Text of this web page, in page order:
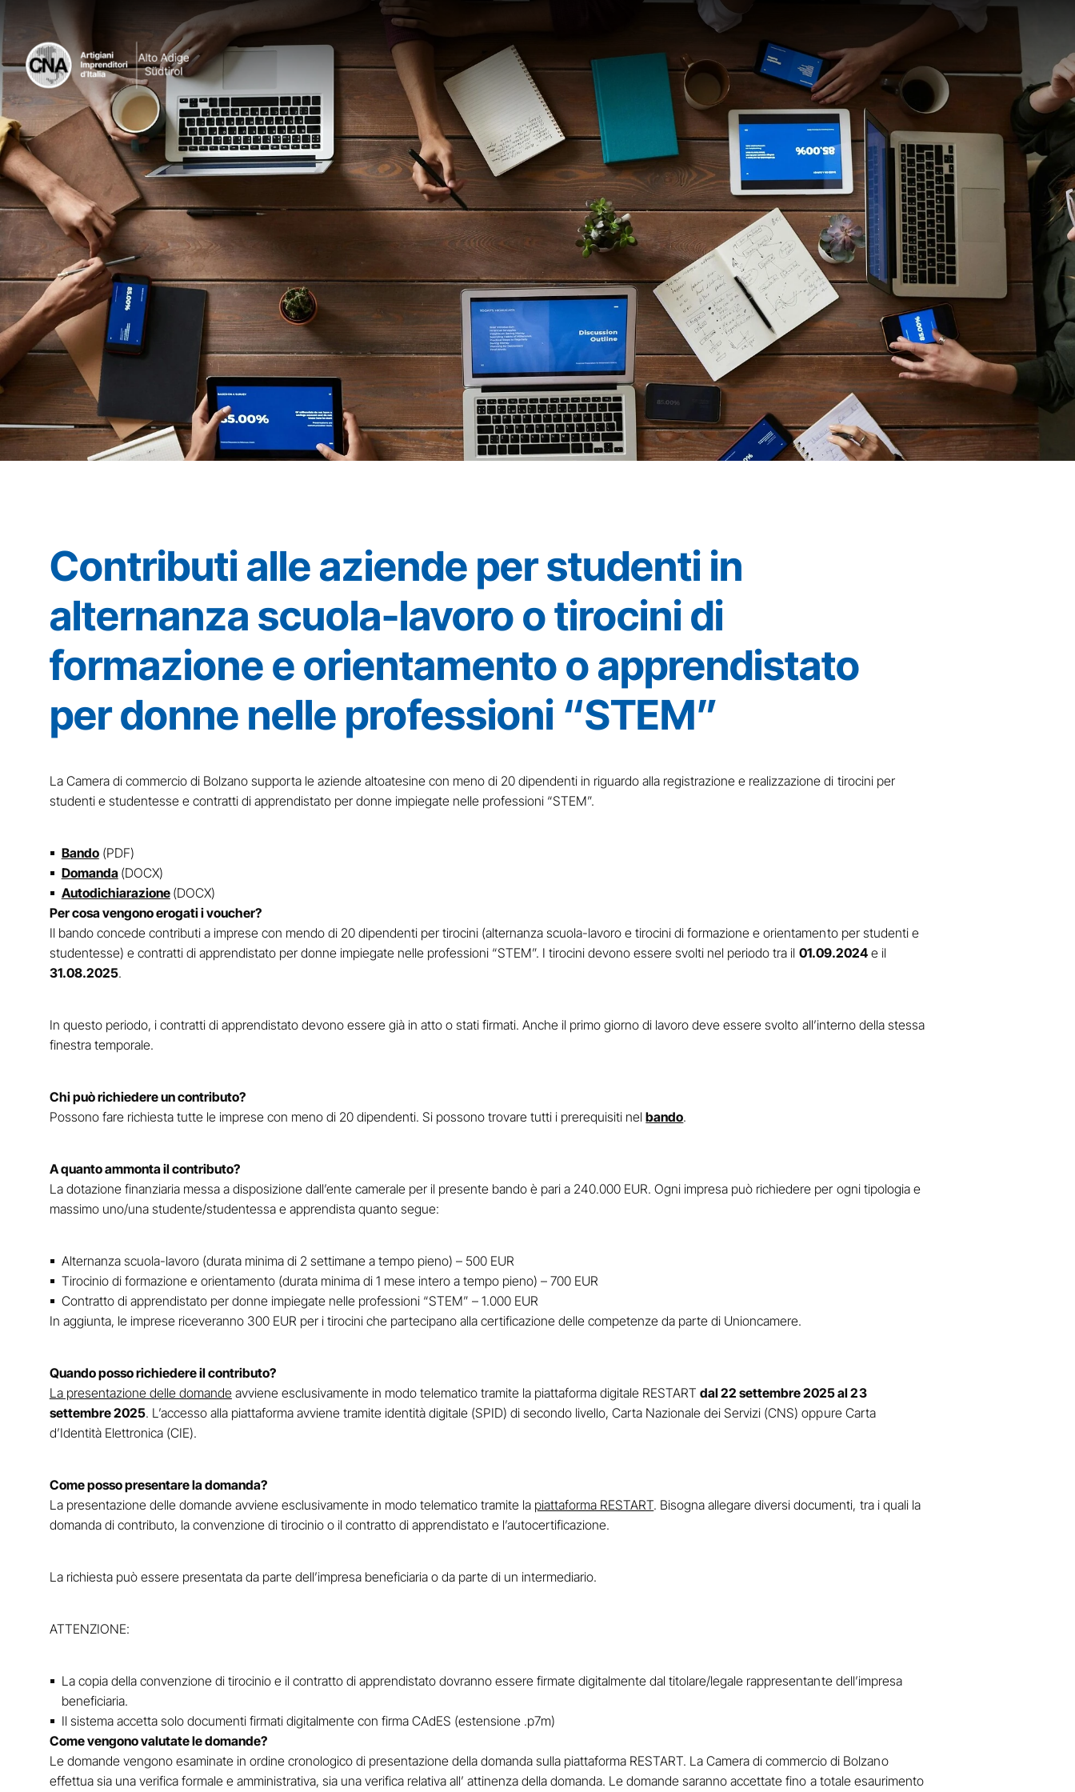
Contributi alle aziende per studenti in
alternanza scuola-lavoro o tirocini di
formazione e orientamento o apprendistato
per donne nelle professioni “STEM”
La Camera di commercio di Bolzano supporta le aziende altoatesine con meno di 20 dipendenti in riguardo alla registrazione e realizzazione di tirocini per
studenti e studentesse e contratti di apprendistato per donne impiegate nelle professioni “STEM”.
Bando(PDF)
Domanda (DOCX)
Autodichiarazione (DOCX)
Per cosa vengono erogati i voucher?
Il bando concede contributi a imprese con mendo di 20 dipendenti per tirocini (alternanza scuola-lavoro e tirocini di formazione e orientamento per studenti e
studentesse) e contratti di apprendistato per donne impiegate nelle professioni “STEM”. I tirocini devono essere svolti nel periodo tra il 01.09.2024e il
31.08.2025.
In questo periodo, i contratti di apprendistato devono essere già in atto o stati firmati. Anche il primo giorno di lavoro deve essere svolto all’interno della stessa
finestra temporale.
Chi può richiedere un contributo?
Possono fare richiesta tutte le imprese con meno di 20 dipendenti. Si possono trovare tutti i prerequisiti nelbando.
A quanto ammonta il contributo?
La dotazione finanziaria messa a disposizione dall’ente camerale per il presente bando è pari a 240.000 EUR. Ogni impresa può richiedere per ogni tipologia e
massimo uno/una studente/studentessa e apprendista quanto segue:
Alternanza scuola-lavoro (durata minima di 2 settimane a tempo pieno) – 500 EUR
Tirocinio di formazione e orientamento (durata minima di 1 mese intero a tempo pieno) – 700 EUR
Contratto di apprendistato per donne impiegate nelle professioni “STEM” – 1.000 EUR
In aggiunta, le imprese riceveranno 300 EUR per i tirocini che partecipano alla certificazione delle competenze da parte di Unioncamere.
Quando posso richiedere il contributo?
La presentazione delle domandeavviene esclusivamente in modo telematico tramite la piattaforma digitale RESTARTdal 22 settembre 2025 al 23
settembre 2025. L’accesso alla piattaforma avviene tramite identità digitale (SPID) di secondo livello, Carta Nazionale dei Servizi (CNS) oppure Carta
d’Identità Elettronica (CIE).
Come posso presentare la domanda?
La presentazione delle domande avviene esclusivamente in modo telematico tramite la piattaforma RESTART. Bisogna allegare diversi documenti, tra i quali la
domanda di contributo, la convenzione di tirocinio o il contratto di apprendistato e l’autocertificazione.
La richiesta può essere presentata da parte dell’impresa beneficiaria o da parte di un intermediario.
ATTENZIONE:
La copia della convenzione di tirocinio e il contratto di apprendistato dovranno essere firmate digitalmente dal titolare/legale rappresentante dell’impresa
beneficiaria.
Il sistema accetta solo documenti firmati digitalmente con firma CAdES (estensione .p7m)
Come vengono valutate le domande?
Le domande vengono esaminate in ordine cronologico di presentazione della domanda sulla piattaforma RESTART. La Camera di commercio di Bolzano
effettua sia una verifica formale e amministrativa, sia una verifica relativa all’ attinenza della domanda. Le domande saranno accettate fino a totale esaurimento